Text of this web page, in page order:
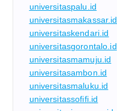
universitaspalu.id
universitasmakassar.id
universitaskendari.id
universitasgorontalo.id
universitasmamuju.id
universitasambon.id
universitasmaluku.id
universitassofifi.id